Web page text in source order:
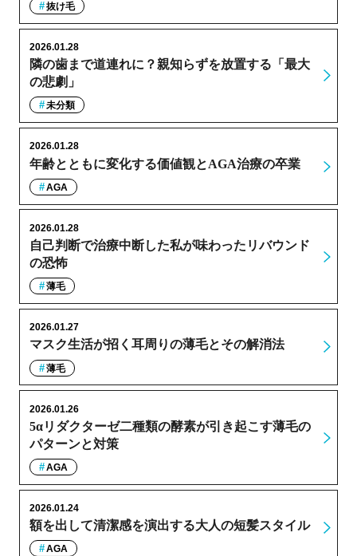
抜け毛
隣の歯まで道連れに？親知らずを放置する「最大
の悲劇」
2026.01.28
未分類
年齢とともに変化する価値観とAGA治療の卒業
2026.01.28
AGA
自己判断で治療中断した私が味わったリバウンド
の恐怖
2026.01.28
薄毛
マスク生活が招く耳周りの薄毛とその解消法
2026.01.27
薄毛
5αリダクターゼ二種類の酵素が引き起こす薄毛の
パターンと対策
2026.01.26
AGA
額を出して清潔感を演出する大人の短髪スタイル
2026.01.24
AGA